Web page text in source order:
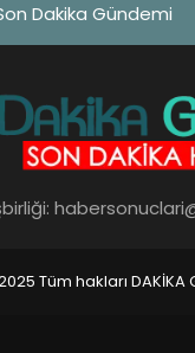
Dakika Gündemi
Tüm hakları DAKİKA